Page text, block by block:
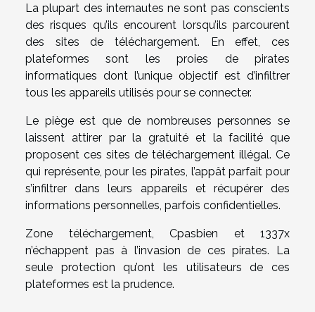
La plupart des internautes ne sont pas conscients
des risques qu’ils encourent lorsqu’ils parcourent
des sites de téléchargement. En effet, ces
plateformes sont les proies de pirates
informatiques dont l’unique objectif est d’infiltrer
tous les appareils utilisés pour se connecter.
Le piège est que de nombreuses personnes se
laissent attirer par la gratuité et la facilité que
proposent ces sites de téléchargement illégal. Ce
qui représente, pour les pirates, l’appât parfait pour
s’infiltrer dans leurs appareils et récupérer des
informations personnelles, parfois confidentielles.
Zone téléchargement, Cpasbien et 1337x
n’échappent pas à l’invasion de ces pirates. La
seule protection qu’ont les utilisateurs de ces
plateformes est la prudence.